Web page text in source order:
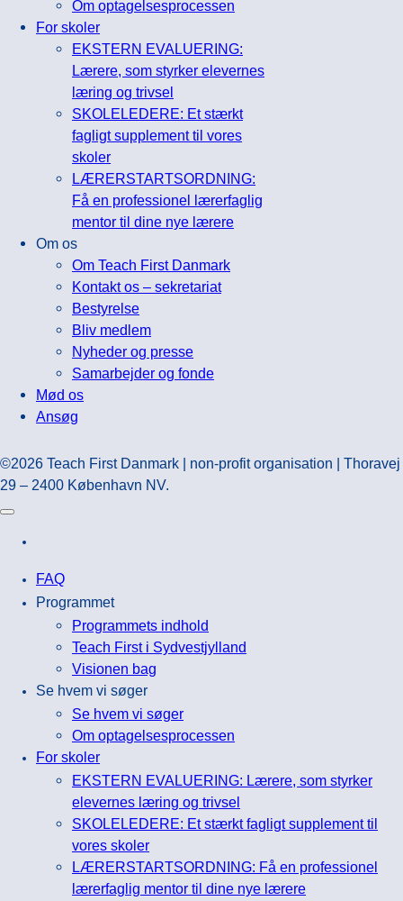
Om optagelsesprocessen
For skoler
EKSTERN EVALUERING:
Lærere, som styrker elevernes
læring og trivsel
SKOLELEDERE: Et stærkt
fagligt supplement til vores
skoler
LÆRERSTARTSORDNING:
Få en professionel lærerfaglig
mentor til dine nye lærere
Om os
Om Teach First Danmark
Kontakt os – sekretariat
Bestyrelse
Bliv medlem
Nyheder og presse
Samarbejder og fonde
Mød os
Ansøg
©2026 Teach First Danmark | non-profit organisation | Thoravej
29 – 2400 København NV.
FAQ
Programmet
Programmets indhold
Teach First i Sydvestjylland
Visionen bag
Se hvem vi søger
Se hvem vi søger
Om optagelsesprocessen
For skoler
EKSTERN EVALUERING: Lærere, som styrker
elevernes læring og trivsel
SKOLELEDERE: Et stærkt fagligt supplement til
vores skoler
LÆRERSTARTSORDNING: Få en professionel
lærerfaglig mentor til dine nye lærere